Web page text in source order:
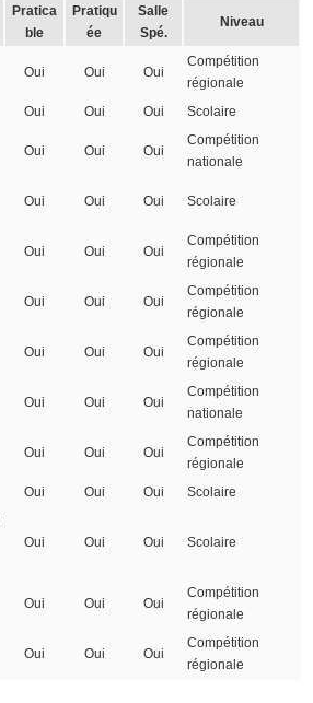
Pratica
ble
Pratiqu
ée
Salle
Spé.
Niveau
Oui Oui Oui
Compétition
régionale
Oui Oui Oui
Scolaire
Oui Oui Oui
Compétition
nationale
Oui Oui Oui Scolaire
Oui Oui Oui
Compétition
régionale
Oui Oui Oui
Compétition
régionale
Oui Oui Oui
Compétition
régionale
Oui Oui Oui
Compétition
nationale
Oui Oui Oui
Compétition
régionale
Oui Oui Oui
Scolaire
Oui Oui Oui Scolaire
Oui Oui Oui
Compétition
régionale
Oui Oui Oui
Compétition
régionale